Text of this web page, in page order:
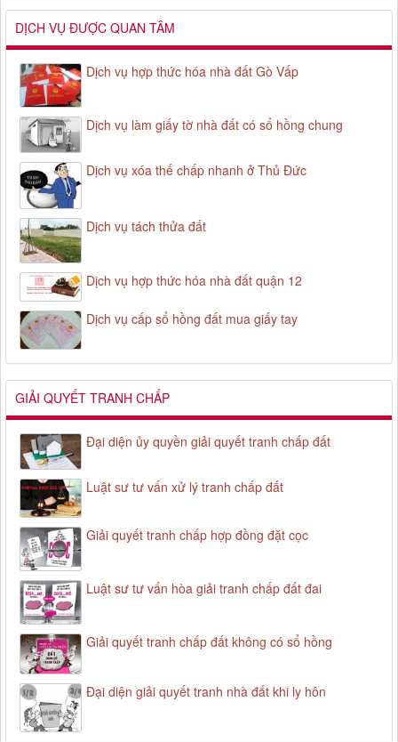
DỊCH VỤ ĐƯỢC QUAN TÂM
Dịch vụ hợp thức hóa nhà đất Gò Vấp
Dịch vụ làm giấy tờ nhà đất có sổ hồng chung
Dịch vụ xóa thế chấp nhanh ở Thủ Đức
Dịch vụ tách thửa đất
Dịch vụ hợp thức hóa nhà đất quận 12
Dịch vụ cấp sổ hồng đất mua giấy tay
GIẢI QUYẾT TRANH CHẤP
Đại diện ủy quyền giải quyết tranh chấp đất
Luật sư tư vấn xử lý tranh chấp đất
Giải quyết tranh chấp hợp đồng đặt cọc
Luật sư tư vấn hòa giải tranh chấp đất đai
Giải quyết tranh chấp đất không có sổ hồng
Đại diện giải quyết tranh nhà đất khi ly hôn